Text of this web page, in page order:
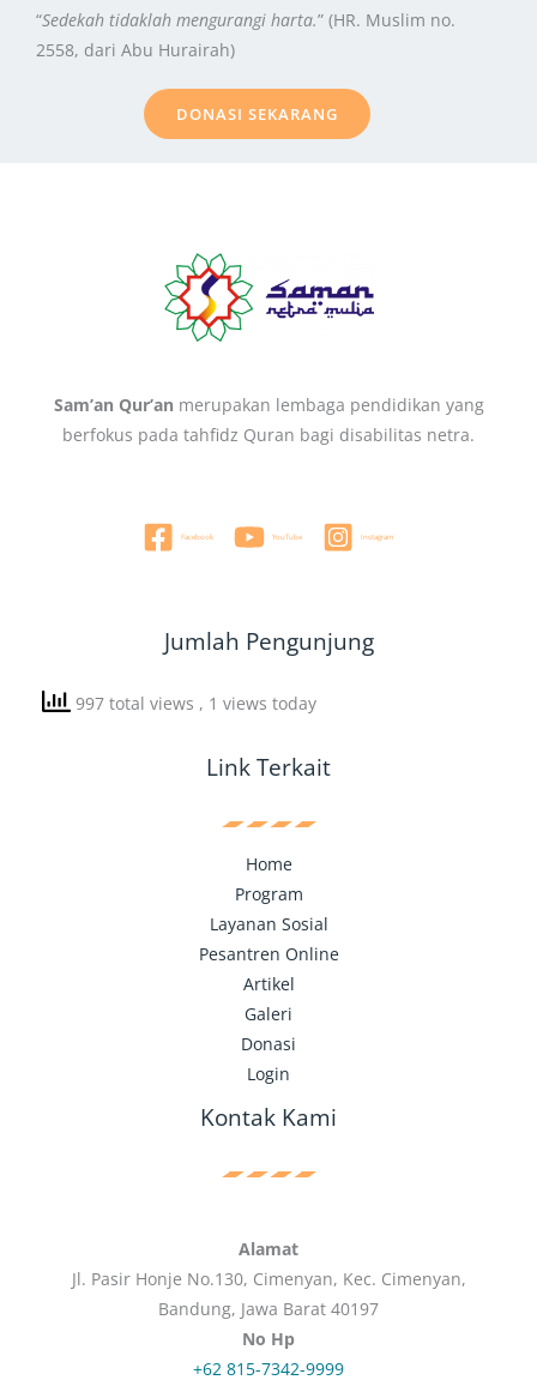
“Sedekah tidaklah mengurangi harta.” (HR. Muslim no.
2558, dari Abu Hurairah)
DONASI SEKARANG
Sam’an Qur’an merupakan lembaga pendidikan yang
berfokus pada tahfidz Quran bagi disabilitas netra.
Facebook YouTube Instagram
Jumlah Pengunjung
997 total views , 1 views today
Link Terkait
Home
Program
Layanan Sosial
Pesantren Online
Artikel
Galeri
Donasi
Login
Kontak Kami
Alamat
Jl. Pasir Honje No.130, Cimenyan, Kec. Cimenyan,
Bandung, Jawa Barat 40197
No Hp
+62 815-7342-9999